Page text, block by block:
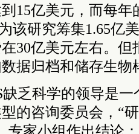
15亿美元，而每年
该研究筹集1.65亿
30亿美元左右。但
据归档和储存生物
乏科学的领导是
的咨询委员会，“